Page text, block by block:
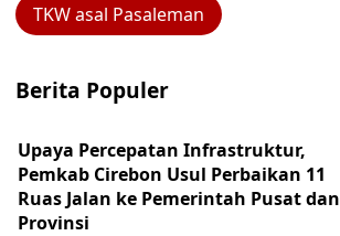
TKW asal Pasaleman
Berita Populer
Upaya Percepatan Infrastruktur,
Pemkab Cirebon Usul Perbaikan 11
Ruas Jalan ke Pemerintah Pusat dan
Provinsi